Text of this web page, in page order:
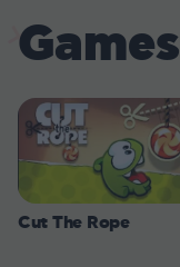
Games
Cut The Rope